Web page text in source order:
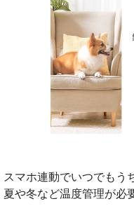
スマホ連動でいつでもう
夏や冬など温度管理が必